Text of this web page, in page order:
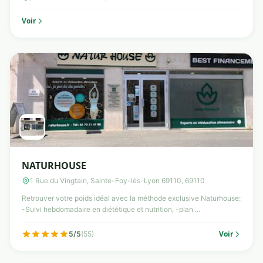
Voir
NATURHOUSE
1 Rue du Vingtain, Sainte-Foy-lès-Lyon 69110, 69110
Retrouver votre poids idéal avec la méthode exclusive Naturhouse:
-Suivi hebdomadaire en diététique et nutrition, -plan ...
5/5(55) Voir